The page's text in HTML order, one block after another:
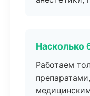
Насколько
Работаем